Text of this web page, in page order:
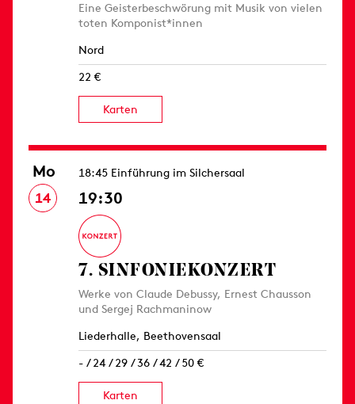
Eine Geisterbeschwörung mit Musik von vielen
toten Komponist*innen
Nord
22 €
Karten
Mo
14
18:45 Einführung im Silchersaal
19:30
7. SINFONIE­KONZERT
Werke von Claude Debussy, Ernest Chausson
und Sergej Rachmaninow
Liederhalle, Beethovensaal
- / 24 / 29 / 36 / 42 / 50 €
Karten